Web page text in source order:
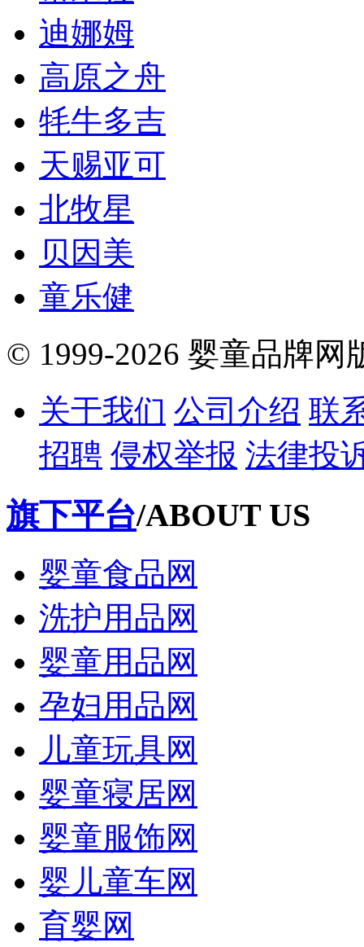
迪娜姆
高原之舟
牦牛多吉
天赐亚可
北牧星
贝因美
童乐健
© 1999-2026 婴童品牌网
关于我们 公司介绍 联
招聘 侵权举报 法律投
旗下平台/ABOUT US
婴童食品网
洗护用品网
婴童用品网
孕妇用品网
儿童玩具网
婴童寝居网
婴童服饰网
婴儿童车网
育婴网